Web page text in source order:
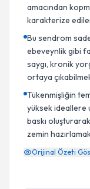
amacından
karakterize
Bu sendrom
ebeveynlik gibi
saygı, kronik
ortaya
Tükenmişliğin
yüksek ideallere
baskı
zemin
Orijinal Özeti